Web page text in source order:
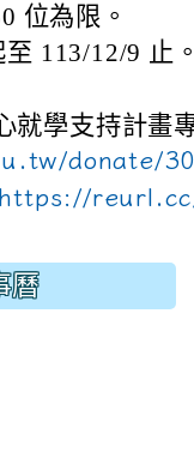
位為限。
113/12/9 止
就學支持計畫
donate/
https://
曆